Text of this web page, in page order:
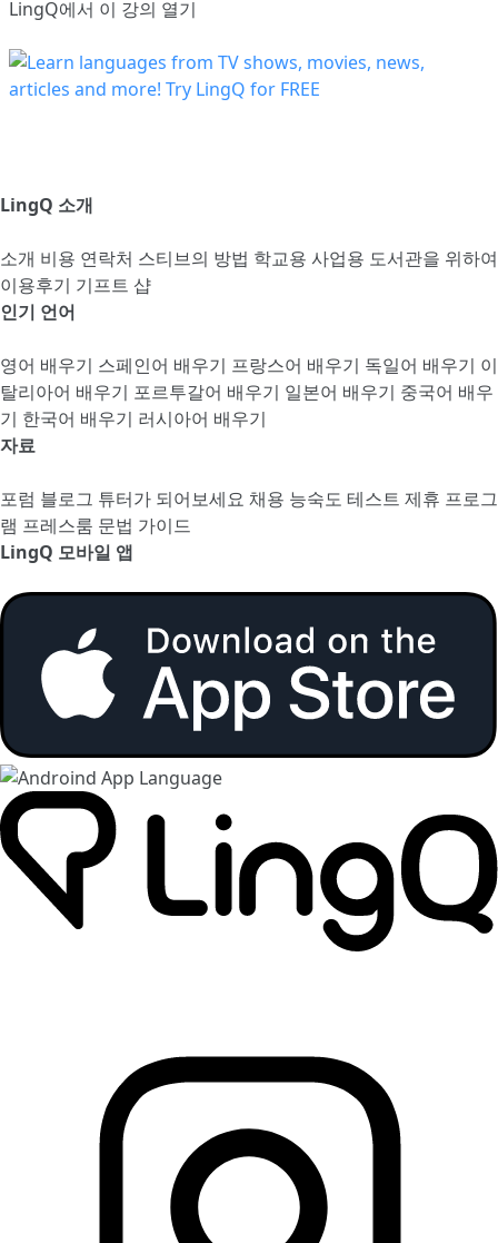
LingQ에서 이 강의 열기
LingQ 소개
소개 비용 연락처 스티브의 방법 학교용 사업용 도서관을 위하여
이용후기 기프트 샵
인기 언어
영어 배우기 스페인어 배우기 프랑스어 배우기 독일어 배우기 이
탈리아어 배우기 포르투갈어 배우기 일본어 배우기 중국어 배우
기 한국어 배우기 러시아어 배우기
자료
포럼 블로그 튜터가 되어보세요 채용 능숙도 테스트 제휴 프로그
램 프레스룸 문법 가이드
LingQ 모바일 앱